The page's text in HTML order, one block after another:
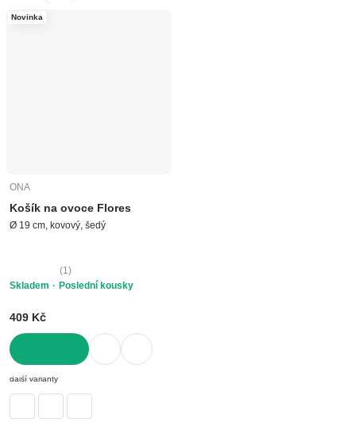
Novinka
ONA
Košík na ovoce Flores
Ø 19 cm, kovový, šedý
(1)
Skladem
Poslední kousky
409 Kč
DO KOŠÍKU
další varianty